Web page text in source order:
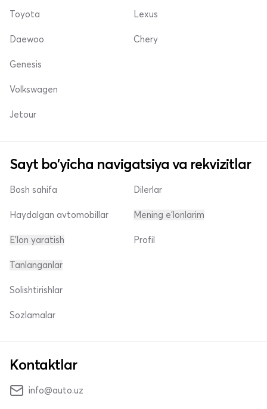
Toyota
Daewoo
Lexus
Chery
Genesis
Volkswagen
Jetour
Sayt bo'yicha navigatsiya va rekvizitlar
Bosh sahifa
Haydalgan avtomobillar
E'lon yaratish
Dilerlar
Mening e'lonlarim
Profil
Tanlanganlar
Solishtirishlar
Sozlamalar
Kontaktlar
info@auto.uz